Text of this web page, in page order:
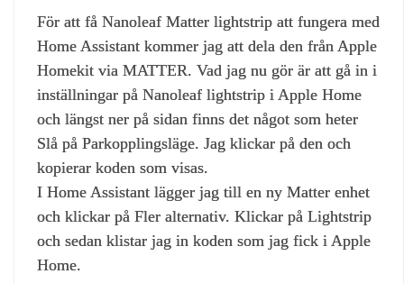
För att få Nanoleaf Matter lightstrip att fungera med
Home Assistant kommer jag att dela den från Apple
Homekit via MATTER. Vad jag nu gör är att gå in i
inställningar på Nanoleaf lightstrip i Apple Home
och längst ner på sidan finns det något som heter
Slå på Parkopplingsläge. Jag klickar på den och
kopierar koden som visas.
I Home Assistant lägger jag till en ny Matter enhet
och klickar på Fler alternativ. Klickar på Lightstrip
och sedan klistar jag in koden som jag fick i Apple
Home.